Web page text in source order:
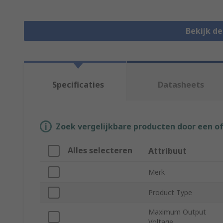
Bekijk
Specificaties Datasheets
Zoek vergelijkbare producten door een
Alles selecteren Attribuut
Merk
Product Type
Maximum Output